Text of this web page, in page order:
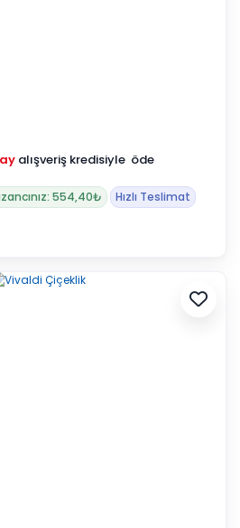
alışveriş kredisiyle öde
554,40₺ Hızlı Teslimat